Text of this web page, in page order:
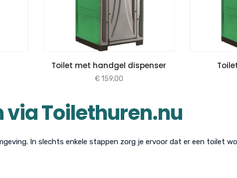
Toilet met handgel dispenser
€159,00
via Toilethuren.nu
In slechts enkele stappen zorg je ervoor dat er een toilet